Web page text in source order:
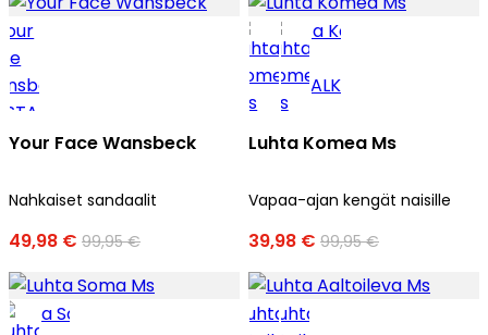
Your Face Wansbeck
Nahkaiset sandaalit
49,98 € 99,95 €
Luhta Komea Ms
Vapaa-ajan kengät naisille
39,98 € 99,95 €